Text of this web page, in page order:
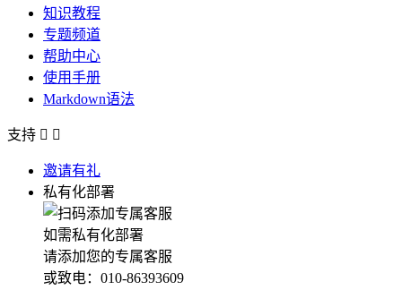
知识教程
专题频道
帮助中心
使用手册
Markdown语法
支持  
邀请有礼
私有化部署
如需私有化部署
请添加您的专属客服
或致电：010-86393609